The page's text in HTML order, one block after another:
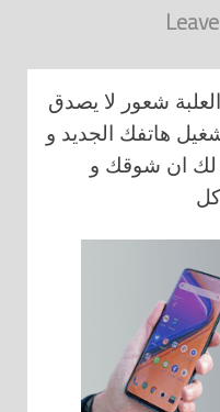
شعور لا يصدق
هاتفك الجديد و
لك ان شوقك و